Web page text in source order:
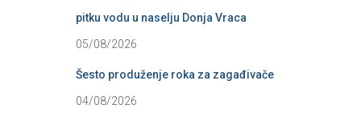
pitku vodu u naselju Donja Vraca
05/08/2026
Šesto produženje roka za zagađivače
04/08/2026